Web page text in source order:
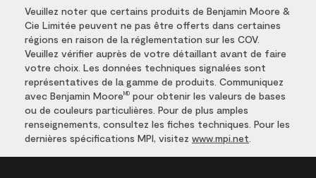
Veuillez noter que certains produits de Benjamin Moore &
Cie Limitée peuvent ne pas être offerts dans certaines
régions en raison de la réglementation sur les COV.
Veuillez vérifier auprès de votre détaillant avant de faire
votre choix. Les données techniques signalées sont
représentatives de la gamme de produits. Communiquez
avec Benjamin Moore MD pour obtenir les valeurs de bases
ou de couleurs particulières. Pour de plus amples
renseignements, consultez les fiches techniques. Pour les
dernières spécifications MPI, visitez www.mpi.net